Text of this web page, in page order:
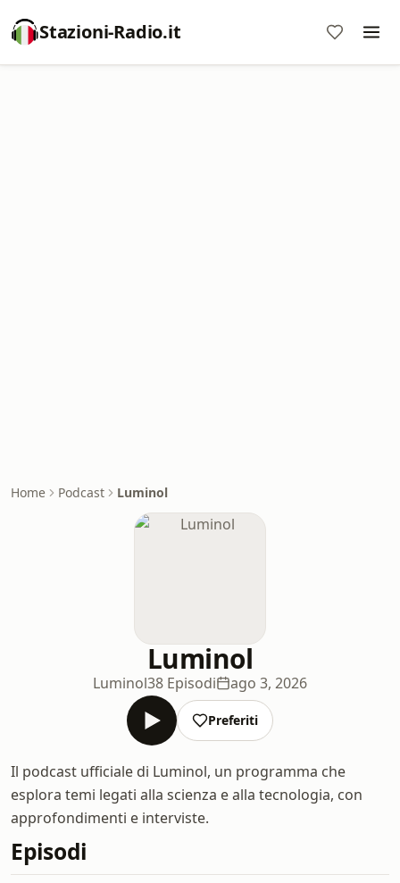
Stazioni-Radio.it
Home Podcast Luminol
Luminol
Luminol38 Episodi ago 3, 2026
Preferiti
Il podcast ufficiale di Luminol, un programma che
esplora temi legati alla scienza e alla tecnologia, con
approfondimenti e interviste.
Episodi